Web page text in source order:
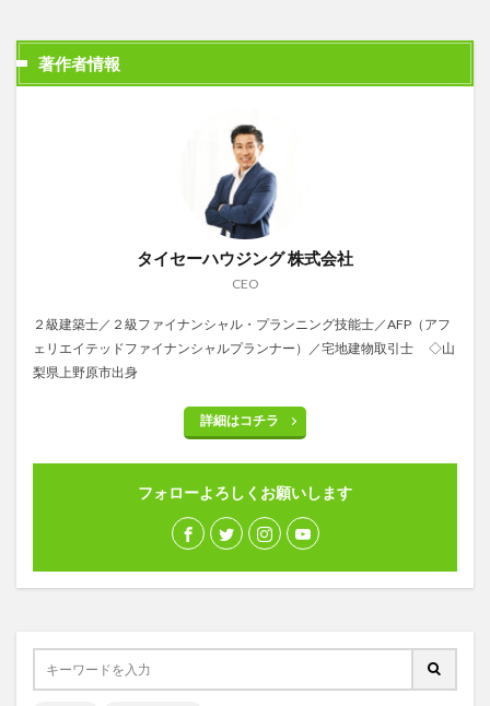
著作者情報
タイセーハウジング 株式会社
CEO
２級建築士／２級ファイナンシャル・プランニング技能士／AFP（アフ
ェリエイテッドファイナンシャルプランナー）／宅地建物取引士 ◇山
梨県上野原市出身
詳細はコチラ
フォローよろしくお願いします